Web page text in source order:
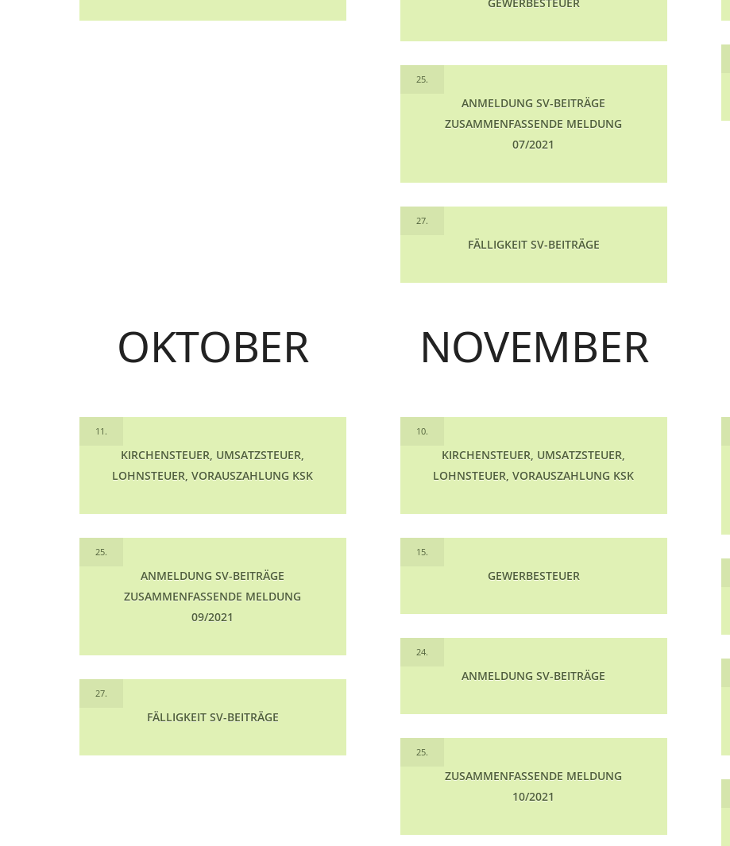
25.
ANMELDUNG SV-BEITRÄGE
ZUSAMMENFASSENDE MELDUNG
07/2021
27.
FÄLLIGKEIT SV-BEITRÄGE
OKTOBER
11.
KIRCHENSTEUER, UMSATZSTEUER,
LOHNSTEUER, VORAUSZAHLUNG KSK
25.
ANMELDUNG SV-BEITRÄGE
ZUSAMMENFASSENDE MELDUNG
09/2021
27.
FÄLLIGKEIT SV-BEITRÄGE
NOVEMBER
10.
KIRCHENSTEUER, UMSATZSTEUER,
LOHNSTEUER, VORAUSZAHLUNG KSK
15.
GEWERBESTEUER
24.
ANMELDUNG SV-BEITRÄGE
25.
ZUSAMMENFASSENDE MELDUNG
10/2021